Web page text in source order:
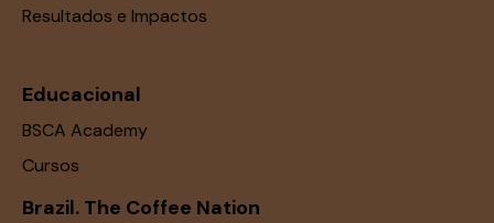
Resultados e Impactos
Educacional
BSCA Academy
Cursos
Brazil. The Coffee Nation